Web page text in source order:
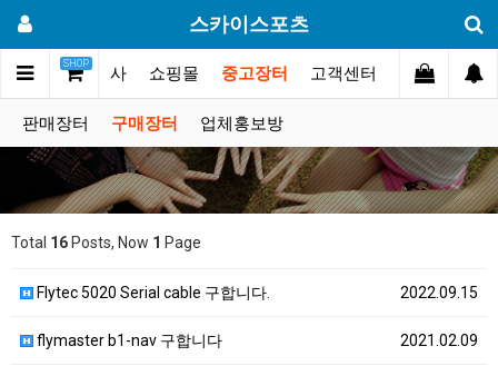
스카이스포츠
SHOP
리 대회.행사 쇼핑몰 중고장터 고객센터
판매장터 구매장터 업체홍보방
Total 16 Posts, Now 1 Page
2022.09.15
Flytec 5020 Serial cable 구합니다.
2021.02.09
flymaster b1-nav 구합니다